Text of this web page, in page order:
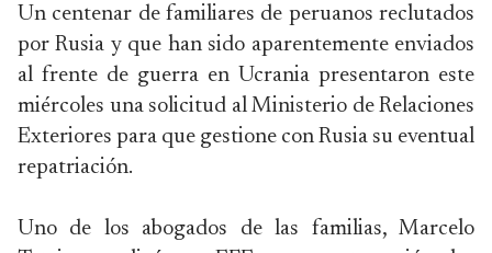
Un centenar de familiares de peruanos reclutados
por Rusia y que han sido aparentemente enviados
al frente de guerra en Ucrania presentaron este
miércoles una solicitud al Ministerio de Relaciones
Exteriores para que gestione con Rusia su eventual
repatriación.
Uno de los abogados de las familias, Marcelo